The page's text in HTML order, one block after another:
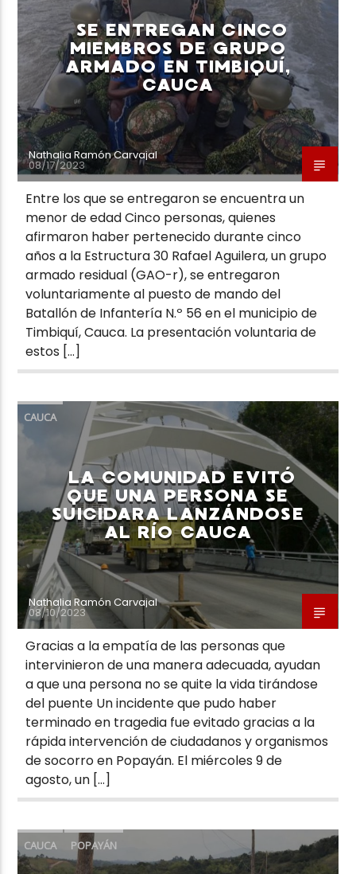
Neiva Estereo
SE ENTREGAN CINCO
MIEMBROS DE GRUPO
ARMADO EN TIMBIQUÍ,
CAUCA
Nathalia Ramón Carvajal
08/17/2023
Entre los que se entregaron se encuentra un
menor de edad Cinco personas, quienes
afirmaron haber pertenecido durante cinco
años a la Estructura 30 Rafael Aguilera, un grupo
armado residual (GAO-r), se entregaron
voluntariamente al puesto de mando del
Batallón de Infantería N.º 56 en el municipio de
Timbiquí, Cauca. La presentación voluntaria de
estos […]
CAUCA
LA COMUNIDAD EVITÓ
QUE UNA PERSONA SE
SUICIDARA LANZÁNDOSE
AL RÍO CAUCA
Nathalia Ramón Carvajal
08/10/2023
Gracias a la empatía de las personas que
intervinieron de una manera adecuada, ayudan
a que una persona no se quite la vida tirándose
del puente Un incidente que pudo haber
terminado en tragedia fue evitado gracias a la
rápida intervención de ciudadanos y organismos
de socorro en Popayán. El miércoles 9 de
agosto, un […]
CAUCA POPAYÁN